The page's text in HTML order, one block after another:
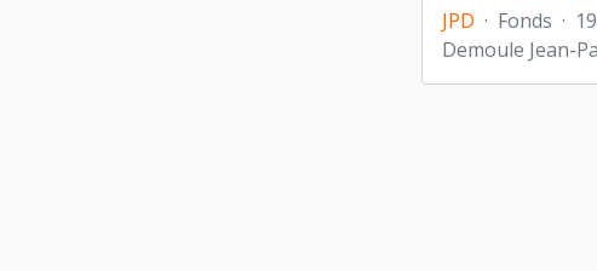
JPD · Fonds ·
Demoule Jean-